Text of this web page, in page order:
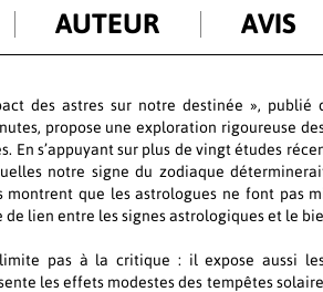
AUTEUR AVIS
des astres sur notre destinée »,
propose une exploration rigoureuse
En s’appuyant sur plus de vingt études
notre signe du zodiaque
montrent que les astrologues ne font pas
de lien entre les signes astrologiques et le
limite pas à la critique : il expose aussi
les effets modestes des tempêtes